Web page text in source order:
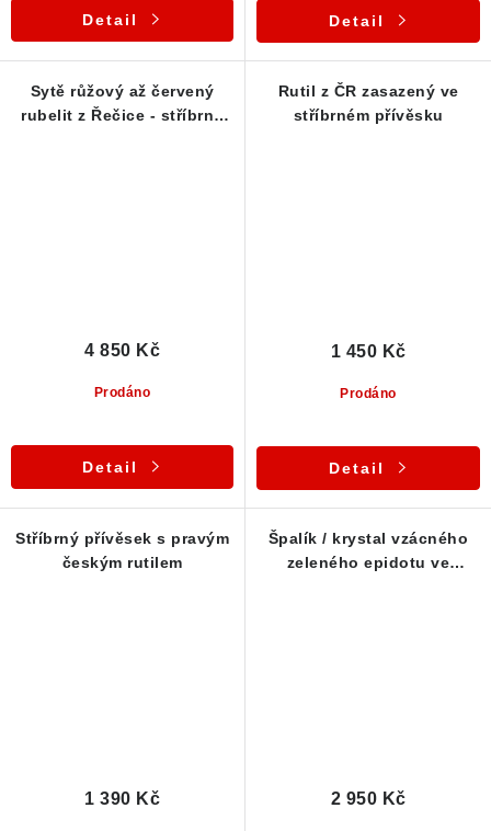
Detail Detail
Sytě růžový až červený
rubelit z Řečice - stříbrný
Prodáno
4 850 Kč
Detail
Rutil z ČR zasazený ve
stříbrném přívěsku
Prodáno
1 450 Kč
Detail
Stříbrný přívěsek s pravým
českým rutilem
1 390 Kč
Špalík / krystal vzácného
zeleného epidotu ve
2 950 Kč